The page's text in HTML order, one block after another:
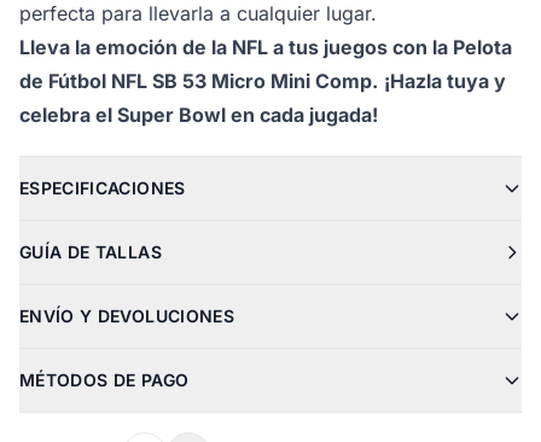
perfecta para llevarla a cualquier lugar.
Lleva la emoción de la NFL a tus juegos con la Pelota
de Fútbol NFL SB 53 Micro Mini Comp. ¡Hazla tuya y
celebra el Super Bowl en cada jugada!
ESPECIFICACIONES
GUÍA DE TALLAS
ENVÍO Y DEVOLUCIONES
MÉTODOS DE PAGO